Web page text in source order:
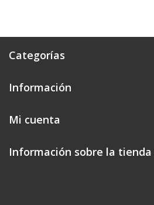
Categorías
Información
Mi cuenta
Información sobre la tienda